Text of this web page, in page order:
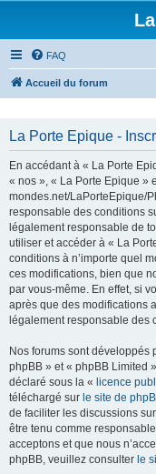
FAQ
Accueil du forum
La Porte Epique -
En accédant à « La Porte
« nos », « La Porte Epique »
mondes.net/LaPorteEpique/
responsable des conditions
légalement responsable de
utiliser et accéder à « La
conditions à n’importe quel
ces modifications, bien que
par vous-même. En effet, si
après que des modifications
légalement responsable des
Nos forums sont développés
phpBB » et « phpBB Limited
déclaré sous la « licence
téléchargé sur le site de
de faciliter les discussions
être tenu comme
acceptons et que nous
phpBB, veuillez consulter le